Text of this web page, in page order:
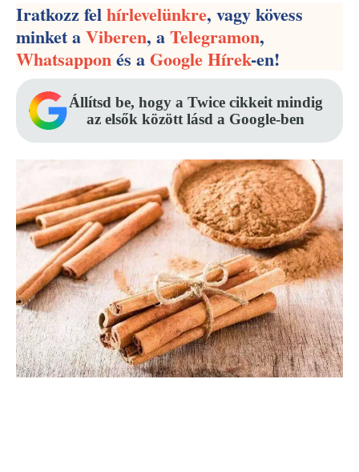
Iratkozz felhírlevelünkre, vagy kövess
minket aViberen, aTelegramon,
Whatsapponés aGoogle Hírek-en!
Állítsd be, hogy a Twice cikkeit mindig
az elsők között lásd a Google-ben